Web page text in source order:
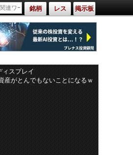
銘柄 レス 掲示板
ィスプレイ
産がとんでもないことになるｗ